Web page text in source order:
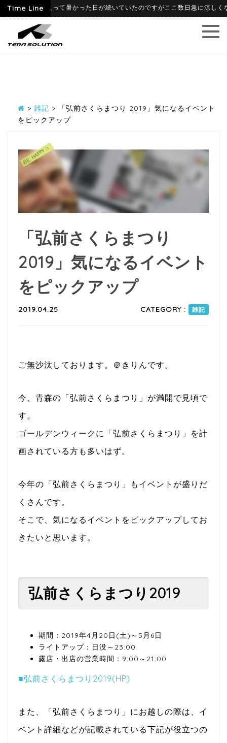
Time Line
09 6月に入って暑かった日が続いていたのですがここ数日急に涼しくな
> 雑記 >
「弘前さくらまつり 2019」気になるイベント
をピックアップ
「弘前さくらまつり
2019」気になるイベント
をピックアップ
2019.04.25 CATEGORY : 雑記
ご無沙汰しております。＠きりんです。
今、青森の「弘前さくらまつり」が満開で見頃で
す。
ゴールデンウィークに「弘前さくらまつり」を計
画されている方も多いはず。
今年の「弘前さくらまつり」もイベントが盛りだ
くさんです。
そこで、気になるイベントをピックアップしてお
きたいと思います。
弘前さくらまつり2019
期間：2019年4月20日(土)～5月6日
ライトアップ：日没～23:00
露店・出店の営業時間：9:00～21:00
■弘前さくらまつり2019(HP)
また、「弘前さくらまつり」にお越しの際は、イ
ベント詳細などが記載されている下記が役立つの